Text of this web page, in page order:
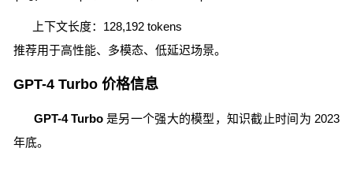
上下文长度：128,192 tokens
推荐用于高性能、多模态、低延迟场景。
GPT-4 Turbo 价格信息
GPT-4 Turbo是另一个强大的模型，知识截止时间为 2023
年底。